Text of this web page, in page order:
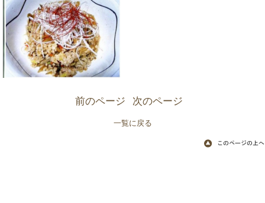
前のページ 次のページ
一覧に戻る